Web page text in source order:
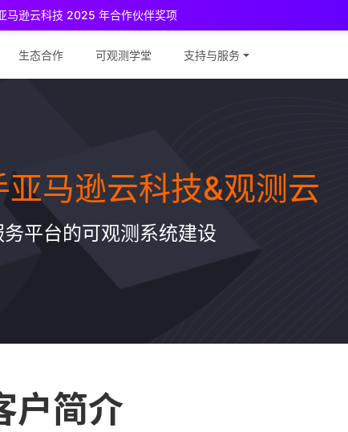
马逊云科技 2025 年合作伙伴奖项
生态合作 可观测学堂 支持与服务
马逊云科技&观测云
平台的可观测系统建设
户简介